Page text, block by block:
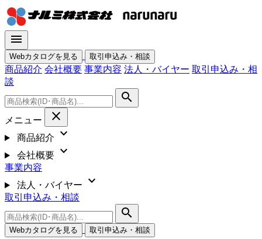
menu
Webカタログを見る 取引申込み・相談
商品紹介 会社概要 事業内容 法人・バイヤー 取引申込み・相
談
search
メニュー close
商品紹介 expand_more
会社概要 expand_more
事業内容
法人・バイヤー
expand_more
取引申込み・相談
search
Webカタログを見る 取引申込み・相談